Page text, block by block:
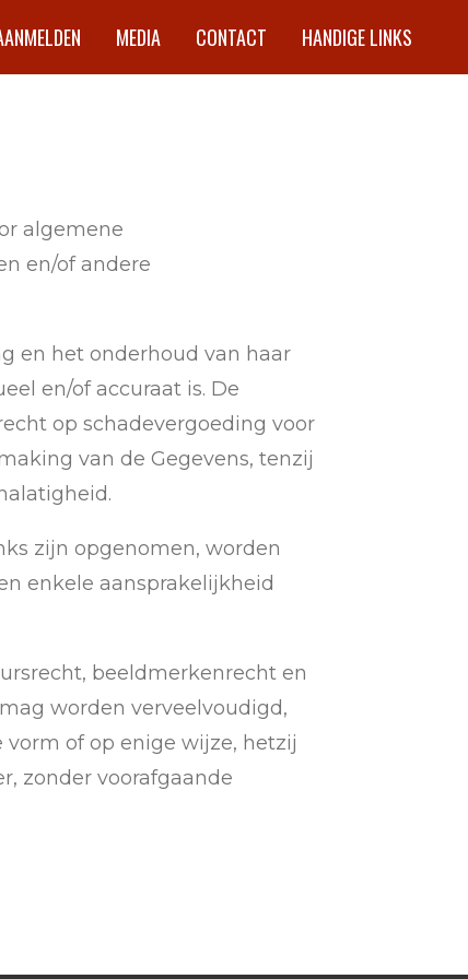
MEDIA CONTACT HANDIGE LINKS
algemene
en/of andere
en het onderhoud van haar
en/of accuraat is. De
op schadevergoeding voor
van de Gegevens, tenzij
zijn opgenomen, worden
enkele aansprakelijkheid
beeldmerkenrecht en
worden verveelvoudigd,
of op enige wijze, hetzij
zonder voorafgaande